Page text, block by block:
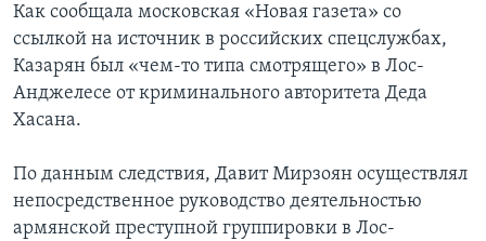
Как сообщала московская «Новая газета» со
ссылкой на источник в российских спецслужбах,
Казарян был «чем-то типа смотрящего» в Лос-
Анджелесе от криминального авторитета Деда
Хасана.
По данным следствия, Давит Мирзоян осуществлял
непосредственное руководство деятельностью
армянской преступной группировки в Лос-